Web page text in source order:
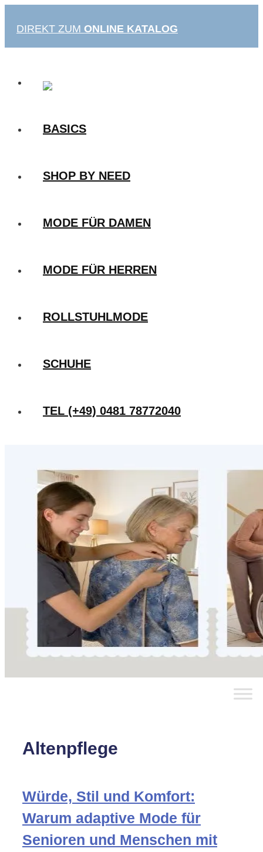
Inhalt
DIREKT ZUM ONLINE KATALOG
BASICS
SHOP BY NEED
MODE FÜR DAMEN
MODE FÜR HERREN
ROLLSTUHLMODE
SCHUHE
TEL (+49) 0481 78772040
Altenpflege
Würde, Stil und Komfort:
Warum adaptive Mode für
Senioren und Menschen mit